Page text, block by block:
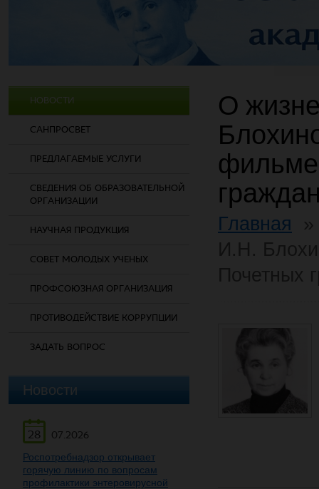
НОВОСТИ
САНПРОСВЕТ
ПРЕДЛАГАЕМЫЕ УСЛУГИ
СВЕДЕНИЯ ОБ ОБРАЗОВАТЕЛЬНОЙ
ОРГАНИЗАЦИИ
НАУЧНАЯ ПРОДУКЦИЯ
СОВЕТ МОЛОДЫХ УЧЕНЫХ
ПРОФСОЮЗНАЯ ОРГАНИЗАЦИЯ
ПРОТИВОДЕЙСТВИЕ КОРРУПЦИИ
ЗАДАТЬ ВОПРОС
Новости
28
07.2026
Роспотребнадзор открывает
горячую линию по вопросам
профилактики энтеровирусной
О
Главная